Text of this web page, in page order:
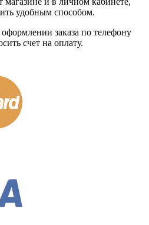
удобным способом.
заказа по телефону
счет на оплату.